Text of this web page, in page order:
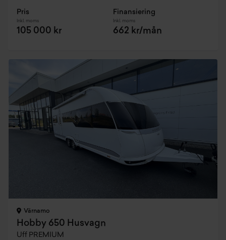
Pris
Inkl. moms
105 000 kr
Finansiering
Inkl. moms
662 kr/mån
Värnamo
Hobby 650 Husvagn
Uff PREMIUM